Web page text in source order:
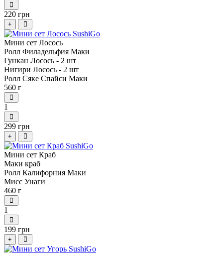
220 грн
+
Мини сет Лосось
Ролл Филадельфия Маки
Гункан Лосось - 2 шт
Нигири Лосось - 2 шт
Ролл Сяке Спайси Маки
560 г
1
299 грн
+
Мини сет Краб
Маки краб
Ролл Калифорния Маки
Мисс Унаги
460 г
1
199 грн
+